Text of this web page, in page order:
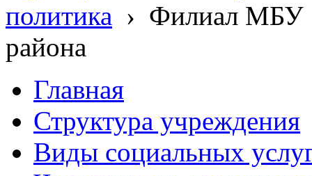
политика › Филиал МБУ
района
Главная
Структура учреждения
Виды социальных